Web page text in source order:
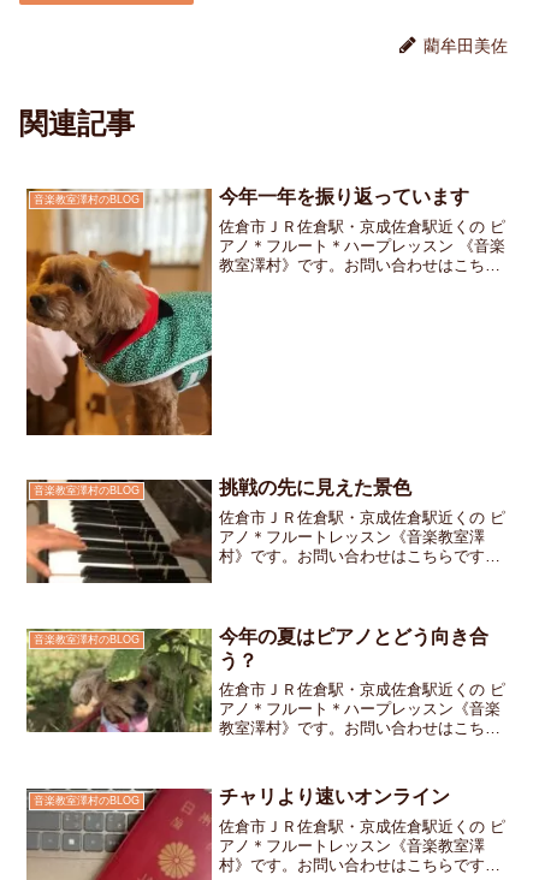
藺牟田美佐
関連記事
音楽教室澤村のBLOG 今年一年を振り返っています
佐倉市ＪＲ佐倉駅・京成佐倉駅近くの ピ
アノ＊フルート＊ハープレッスン 《音楽
教室澤村》です。お問い合わせはこちら
音楽教室澤村のBLOG 挑戦の先に見えた景色
佐倉市ＪＲ佐倉駅・京成佐倉駅近くの ピ
アノ＊フルートレッスン《音楽教室澤
村》です。お問い合わせはこちらです夏
にでもできることではない...
音楽教室澤村のBLOG
今年の夏はピアノとどう向き合
う？
佐倉市ＪＲ佐倉駅・京成佐倉駅近くの ピ
アノ＊フルート＊ハープレッスン《音楽
教室澤村》です。お問い合わせはこちら
スンをするお約束になっています塾や部
活他の習い事や旅行...
音楽教室澤村のBLOG チャリより速いオンライン
佐倉市ＪＲ佐倉駅・京成佐倉駅近くの ピ
アノ＊フルートレッスン《音楽教室澤
村》です。お問い合わせはこちらですパ